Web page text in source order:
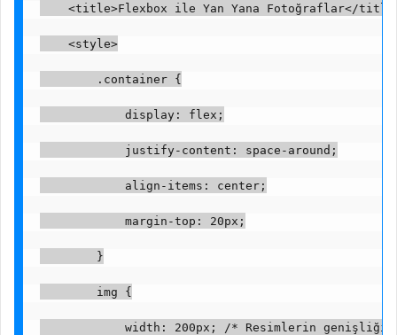
<title>Flexbox ile Yan Yana Fotoğraflar</
    <style>
        .container {
            display: flex;
            justify-content: space-around;
            align-items: center;
            margin-top: 20px;
        }
        img {
width: 200px; /* Resimlerin genişliği